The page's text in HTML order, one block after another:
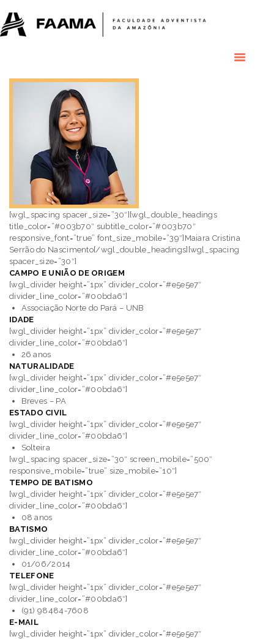
COLÉGIO
GRADUAÇÃO
PÓS GRADUAÇÃO
BIBLIOTECA
PESQUISA E
EXTENSÃO
ÁREA DO ALUNO
INSTITUCIONAL
[wgl_spacing spacer_size=”30″][wgl_double_headings
title_color=”#003b70″ subtitle_color=”#003b70″
responsive_font=”true” font_size_mobile=”39″]Maiara Cristina
Serrão do Nascimento[/wgl_double_headings][wgl_spacing
spacer_size=”30″]
CAMPO E UNIÃO DE ORIGEM
[wgl_divider height=”1px” divider_color=”#e5e5e7″
divider_line_color=”#00bda6″]
Associação Norte do Pará – UNB
IDADE
[wgl_divider height=”1px” divider_color=”#e5e5e7″
divider_line_color=”#00bda6″]
26 anos
NATURALIDADE
[wgl_divider height=”1px” divider_color=”#e5e5e7″
divider_line_color=”#00bda6″]
Breves – PA
ESTADO CIVIL
[wgl_divider height=”1px” divider_color=”#e5e5e7″
divider_line_color=”#00bda6″]
Solteira
[wgl_spacing spacer_size=”30″ screen_mobile=”500″
responsive_mobile=”true” size_mobile=”10″]
TEMPO DE BATISMO
[wgl_divider height=”1px” divider_color=”#e5e5e7″
divider_line_color=”#00bda6″]
08 anos
BATISMO
[wgl_divider height=”1px” divider_color=”#e5e5e7″
divider_line_color=”#00bda6″]
01/06/2014
TELEFONE
[wgl_divider height=”1px” divider_color=”#e5e5e7″
divider_line_color=”#00bda6″]
(91) 98484-7608
E-MAIL
[wgl_divider height=”1px” divider_color=”#e5e5e7″